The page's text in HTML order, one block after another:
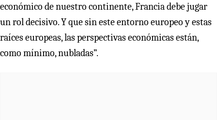
económico de nuestro continente, Francia debe jugar
un rol decisivo. Y que sin este entorno europeo y estas
raíces europeas, las perspectivas económicas están,
como mínimo, nubladas”.